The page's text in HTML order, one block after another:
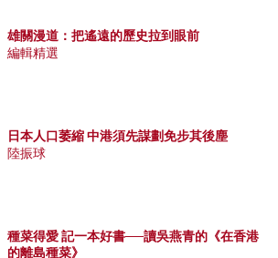
雄關漫道：把遙遠的歷史拉到眼前
編輯精選
日本人口萎縮 中港須先謀劃免步其後塵
陸振球
種菜得愛 記一本好書──讀吳燕青的《在香港
的離島種菜》